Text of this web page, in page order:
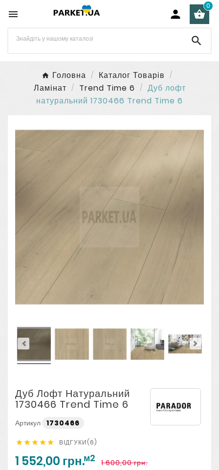
  
0

Головна
Каталог Товарів
Ламінат
Trend Time 6
Дуб лофт
натуральний 1730466 Trend Time 6
Дуб Лофт Натуральний
1730466 Trend Time 6
Артикул 1730466
     ВІДГУКИ(6)
1 552,00 грн.м2 1 600,00 грн.